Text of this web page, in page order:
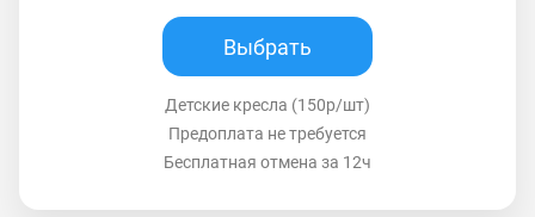
Выбрать
Детские кресла (150р/шт)
Предоплата не требуется
Бесплатная отмена за 12ч